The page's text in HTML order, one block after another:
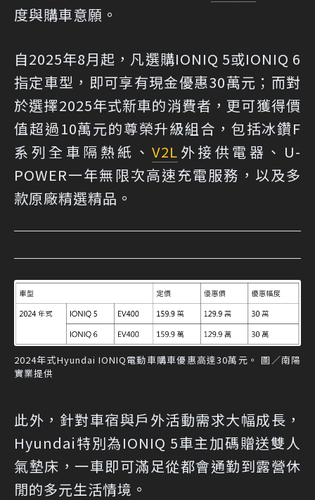
度與購車意願。
自2025年8月起，凡選購IONIQ 5或IONIQ 6
指定車型，即可享有現金優惠30萬元；而對
於選擇2025年式新車的消費者，更可獲得價
值超過10萬元的尊榮升級組合，包括冰鑽F
系列全車隔熱紙、V2L 外接供電器、U-
POWER一年無限次高速充電服務，以及多
款原廠精選精品。
2024年式Hyundai IONIQ電動車購車優惠高達30萬元。 圖／南陽
實業提供
此外，針對車宿與戶外活動需求大幅成長，
Hyundai特別為IONIQ 5車主加碼贈送雙人
氣墊床，一車即可滿足從都會通勤到露營休
閒的多元生活情境。